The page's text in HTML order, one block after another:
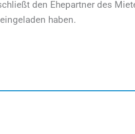
den Ehepartner des
haben.